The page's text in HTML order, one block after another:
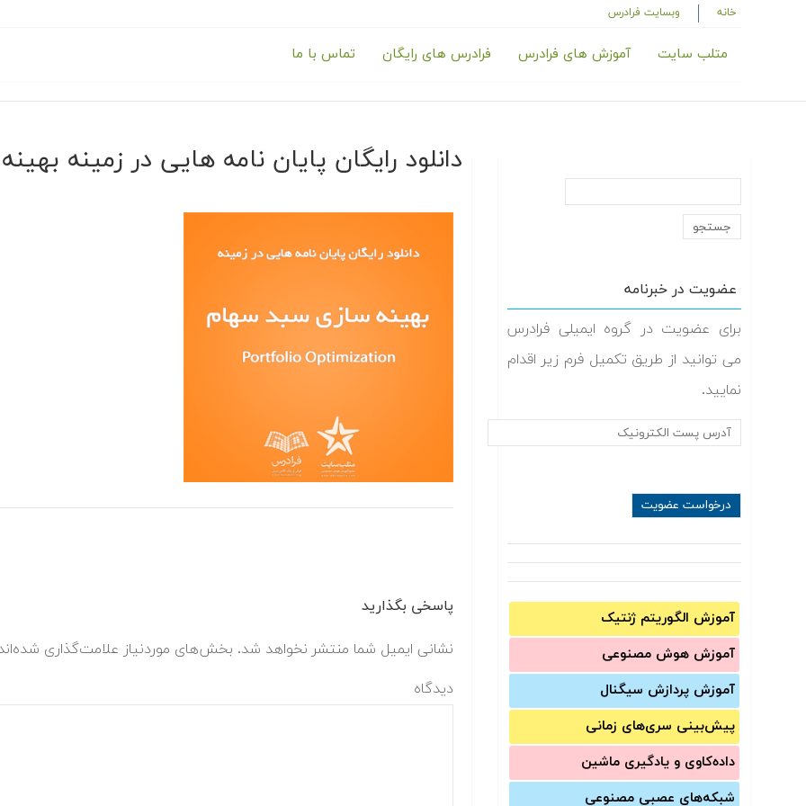
خانه وبسایت فرادرس
متلب سایت آموزش های فرادرس فرادرس های رایگان تماس با ما
عضویت در خبرنامه
برای عضویت در گروه ایمیلی فرادرس
می توانید از طریق تکمیل فرم زیر اقدام
نمایید.
آموزش الگوریتم ژنتیک
آموزش‌ هوش مصنوعی
آموزش‌ پردازش سیگنال
پیش‌‌بینی سری‌‌های زمانی
داده‌کاوی و یادگیری ماشین
شبکه‌های عصبی مصنوعی
دانلود رایگان پایان نامه هایی در زمینه
پاسخی بگذارید
نشانی ایمیل شما منتشر نخواهد شد. بخش‌های موردنیاز علامت‌گذاری
دیدگاه